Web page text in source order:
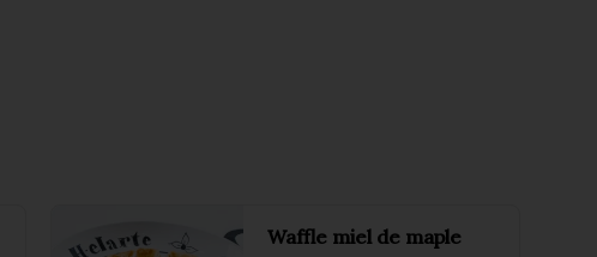
Waffle miel de maple